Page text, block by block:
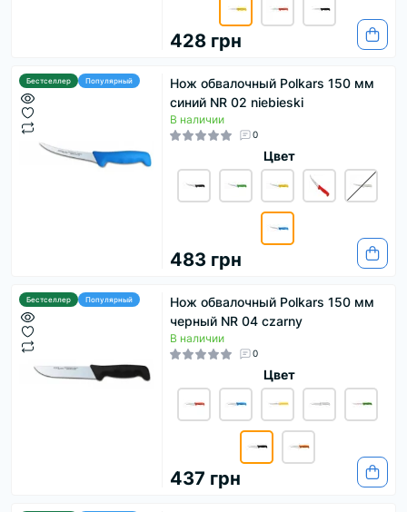
428 грн
Бестселлер Популярный
Нож обвалочный Polkars 150 мм
синий NR 02 niebieski
В наличии
0
Цвет
483 грн
Бестселлер Популярный
Нож обвалочный Polkars 150 мм
черный NR 04 czarny
В наличии
0
Цвет
437 грн